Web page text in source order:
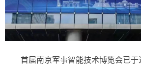
首届南京军事智能技术博览会已于